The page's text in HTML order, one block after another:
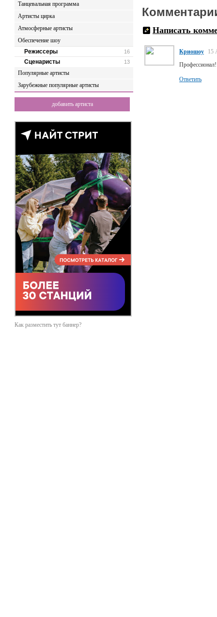
Танцевальная программа
Артисты цирка
Атмосферные артисты
Обеспечение шоу
16
Режиссеры
13
Сценаристы
Популярные артисты
Зарубежные популярные артисты
добавить артиста
Как разместить тут баннер?
Написать
Криошоу
15
Ответить